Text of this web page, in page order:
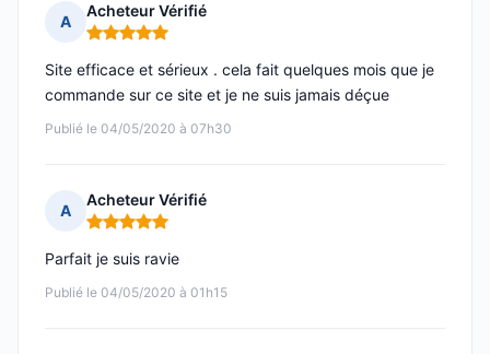
A
Acheteur Vérifié
Note : 5 sur 5
Publié le 04/05/2020 à 07h30
Site efficace et sérieux . cela fait quelques mois que je
commande sur ce site et je ne suis jamais déçue
A
Acheteur Vérifié
Note : 5 sur 5
Publié le 04/05/2020 à 01h15
Parfait je suis ravie